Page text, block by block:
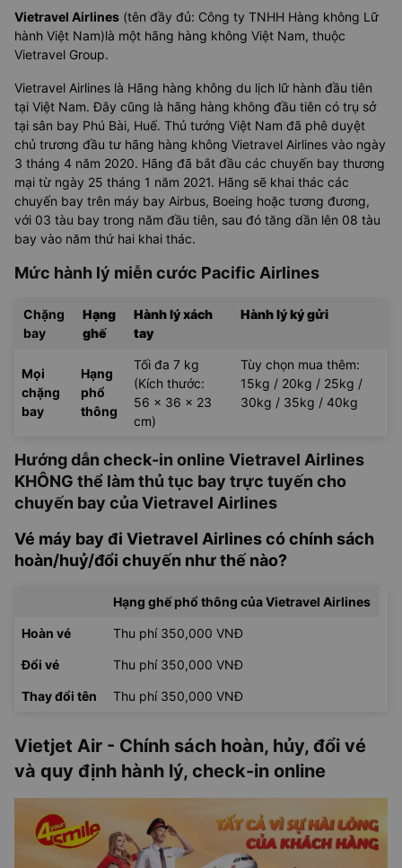
Vietravel Airlines (tên đầy đủ: Công ty TNHH Hàng không Lữ
hành Việt Nam)là một hãng hàng không Việt Nam, thuộc
Vietravel Group.
Vietravel Airlines là Hãng hàng không du lịch lữ hành đầu tiên
tại Việt Nam. Đây cũng là hãng hàng không đầu tiên có trụ sở
tại sân bay Phú Bài, Huế. Thủ tướng Việt Nam đã phê duyệt
chủ trương đầu tư hãng hàng không Vietravel Airlines vào ngày
3 tháng 4 năm 2020. Hãng đã bắt đầu các chuyến bay thương
mại từ ngày 25 tháng 1 năm 2021. Hãng sẽ khai thác các
chuyến bay trên máy bay Airbus, Boeing hoặc tương đương,
với 03 tàu bay trong năm đầu tiên, sau đó tăng dần lên 08 tàu
bay vào năm thứ hai khai thác.
Mức hành lý miễn cước Pacific Airlines
Chặng
bay
Hạng
ghế
Hành lý xách
tay
Hành lý ký gửi
Mọi
chặng
bay
Hạng
phổ
thông
Tối đa 7 kg
(Kích thước:
56 x 36 x 23
cm)
Tùy chọn mua thêm:
15kg / 20kg / 25kg /
30kg / 35kg / 40kg
Hướng dẫn check-in online Vietravel Airlines
KHÔNG thể làm thủ tục bay trực tuyến cho
chuyến bay của Vietravel Airlines
Vé máy bay đi Vietravel Airlines có chính sách
hoàn/huỷ/đổi chuyến như thế nào?
Hạng ghế phổ thông của Vietravel Airlines
Hoàn vé Thu phí 350,000 VNĐ
Đổi vé Thu phí 350,000 VNĐ
Thay đổi tên Thu phí 350,000 VNĐ
Vietjet Air - Chính sách hoàn, hủy, đổi vé
và quy định hành lý, check-in online